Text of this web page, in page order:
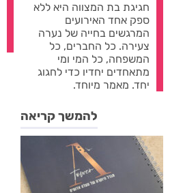
חגיגת בת המצווה היא ללא
ספק אחד האירועים
המרגשים בחייה של נערה
צעירה. כל החברים, כל
המשפחה, כל המי ומי
מתאחדים יחדיו כדי לחגוג
יחד. מאמר מיוחד.
להמשך קריאה